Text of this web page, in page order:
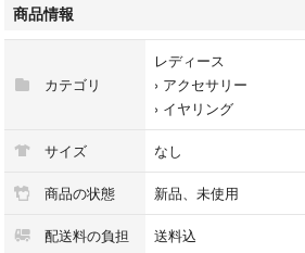
商品情報
カテゴリ
レディース
› アクセサリー
› イヤリング
サイズ なし
商品の状態 新品、未使用
配送料の負担 送料込